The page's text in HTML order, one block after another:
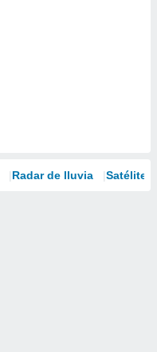
Radar de lluvia Satélites